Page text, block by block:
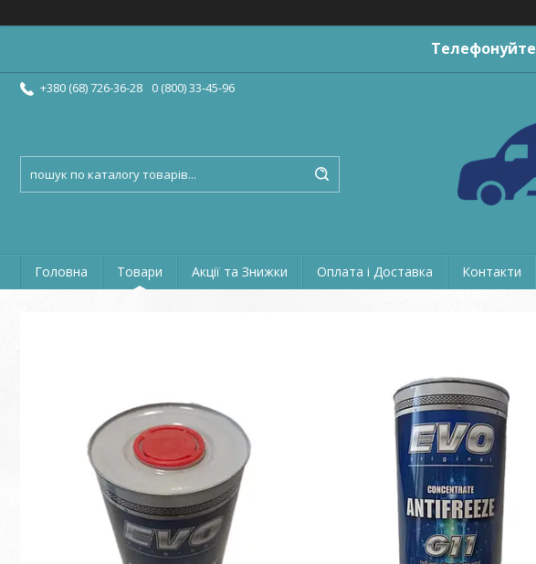
Телефонуйте
+380 (68) 726-36-28 0 (800) 33-45-96
Головна Товари Акції та Знижки Оплата і Доставка Контакти